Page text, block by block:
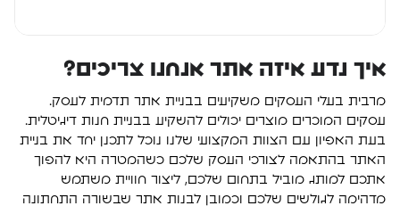
איך נדע איזה אתר אנחנו צריכים?
מרבית בעלי העסקים משקיעים בבניית אתר תדמית לעסק.
עסקים המוכרים מוצרים יכולים להשקיע בבניית חנות דיגיטלית.
בעת האפיון עם הצוות המקצועי שלנו נוכל לתכנן יחד את בניית
האתר בהתאמה לצורכי העסק שלכם כשהמטרה היא להפוך
אתכם למותג מוביל בתחום שלכם, ליצור חוויית משתמש
מדהימה לגולשים שלכם וכמובן לבנות אתר שבשורה התחתונה